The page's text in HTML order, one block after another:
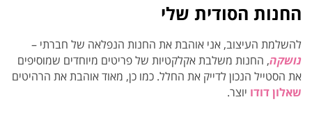
החנות הסודית שלי
להשלמת העיצוב, אני אוהבת את החנות הנפלאה של חברתי –
נושקה, החנות משלבת אקלקטיות של פריטים מיוחדים שמוסיפים
את הסטייל הנכון לדייק את החלל. כמו כן, מאוד אוהבת את הרהיטים
שאלון דודו יוצר.